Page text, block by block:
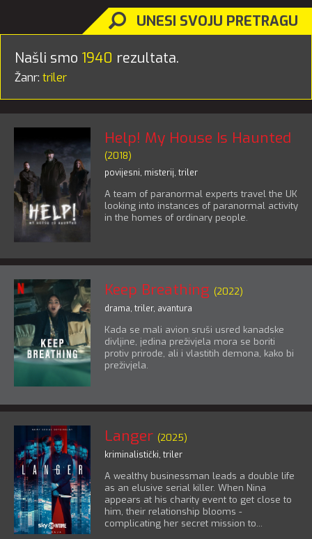
UNESI SVOJU PRETRAGU
Našli smo 1940 rezultata.
Žanr: triler
Help! My House Is Haunted
(2018)
povijesni, misterij, triler
A team of paranormal experts travel the UK
looking into instances of paranormal activity
in the homes of ordinary people.
Keep Breathing (2022)
drama, triler, avantura
Kada se mali avion sruši usred kanadske
divljine, jedina preživjela mora se boriti
protiv prirode, ali i vlastitih demona, kako bi
preživjela.
Langer (2025)
kriminalistički, triler
A wealthy businessman leads a double life
as an elusive serial killer. When Nina
appears at his charity event to get close to
him, their relationship blooms -
complicating her secret mission to...